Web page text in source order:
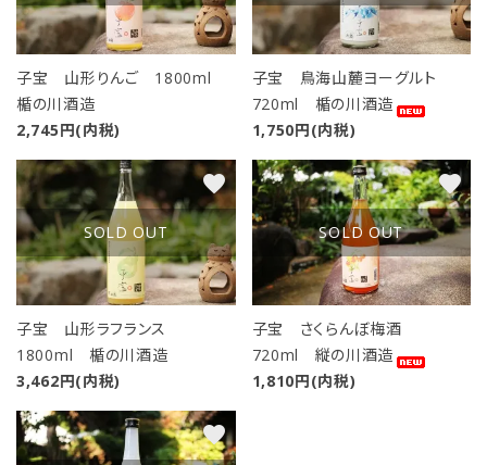
子宝 山形りんご 1800ml
楯の川酒造
2,745円(内税)
子宝 鳥海山麓ヨーグルト
720ml 楯の川酒造
1,750円(内税)
SOLD OUT
子宝 山形ラフランス
1800ml 楯の川酒造
3,462円(内税)
favorite
SOLD OUT
子宝 さくらんぼ梅酒
720ml 縦の川酒造
1,810円(内税)
favorite
favorite
キーワード
カテゴリー
検索する